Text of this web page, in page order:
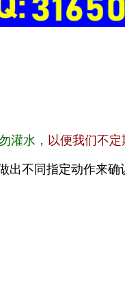
灌水， 以便我们不
出不同指定动作来确